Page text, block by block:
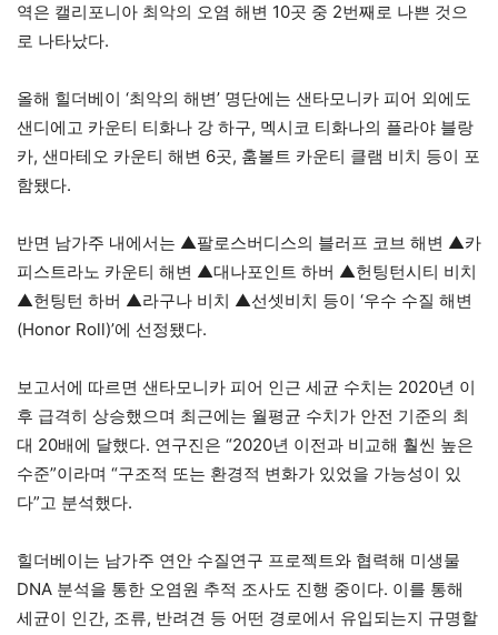
역은 캘리포니아 최악의 오염 해변 10곳 중 2번째로 나쁜 것으
로 나타났다.
올해 힐더베이 ‘최악의 해변’ 명단에는 샌타모니카 피어 외에도
샌디에고 카운티 티화나 강 하구, 멕시코 티화나의 플라야 블랑
카, 샌마테오 카운티 해변 6곳, 훔볼트 카운티 클램 비치 등이 포
함됐다.
반면 남가주 내에서는 ▲팔로스버디스의 블러프 코브 해변 ▲카
피스트라노 카운티 해변 ▲대나포인트 하버 ▲헌팅턴시티 비치
▲헌팅턴 하버 ▲라구나 비치 ▲선셋비치 등이 ‘우수 수질 해변
(Honor Roll)’에 선정됐다.
보고서에 따르면 샌타모니카 피어 인근 세균 수치는 2020년 이
후 급격히 상승했으며 최근에는 월평균 수치가 안전 기준의 최
대 20배에 달했다. 연구진은 “2020년 이전과 비교해 훨씬 높은
수준”이라며 “구조적 또는 환경적 변화가 있었을 가능성이 있
다”고 분석했다.
힐더베이는 남가주 연안 수질연구 프로젝트와 협력해 미생물
DNA 분석을 통한 오염원 추적 조사도 진행 중이다. 이를 통해
세균이 인간, 조류, 반려견 등 어떤 경로에서 유입되는지 규명할